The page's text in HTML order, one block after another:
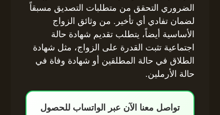
الضروري التحقق من متطلبات التصديق مسبقاً
لضمان تفادي أي تأخير. من وثائق الزواج
الأساسية أيضاً، يتطلب تقديم شهادة حالة
اجتماعية تثبت القدرة على الزواج، مثل شهادة
الطلاق في حالة المطلقين أو شهادة وفاة في
حالة الأرملين.
تواصل معنا الآن عبر الواتساب للحصول